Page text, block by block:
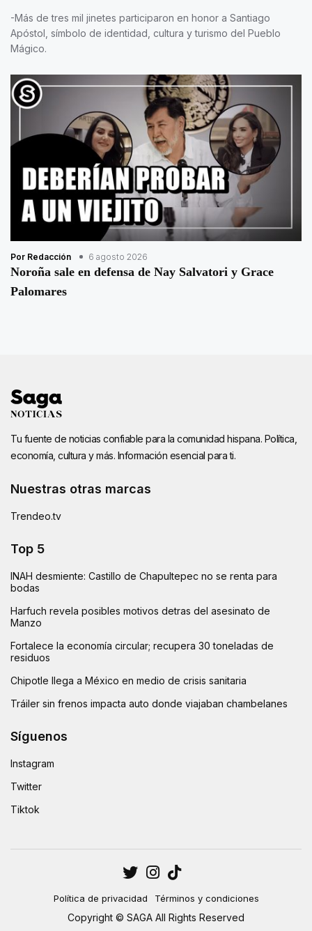
-Más de tres mil jinetes participaron en honor a Santiago
Apóstol, símbolo de identidad, cultura y turismo del Pueblo
Mágico.
Por Redacción 6 agosto 2026
Noroña sale en defensa de Nay Salvatori y Grace
Palomares
Tu fuente de noticias confiable para la comunidad hispana. Política,
economía, cultura y más. Información esencial para ti.
Nuestras otras marcas
Trendeo.tv
Top 5
INAH desmiente: Castillo de Chapultepec no se renta para
bodas
Harfuch revela posibles motivos detras del asesinato de
Manzo
Fortalece la economía circular; recupera 30 toneladas de
residuos
Chipotle llega a México en medio de crisis sanitaria
Tráiler sin frenos impacta auto donde viajaban chambelanes
Síguenos
Instagram
Twitter
Tiktok
Política de privacidad Términos y condiciones
Copyright © SAGA All Rights Reserved